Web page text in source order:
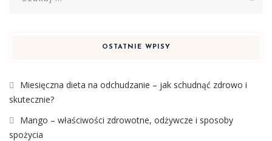
OSTATNIE WPISY
Miesięczna dieta na odchudzanie – jak schudnąć zdrowo i
skutecznie?
Mango – właściwości zdrowotne, odżywcze i sposoby
spożycia